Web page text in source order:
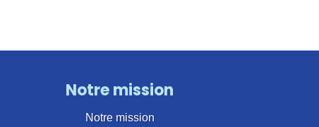
Notre mission
Notre mission